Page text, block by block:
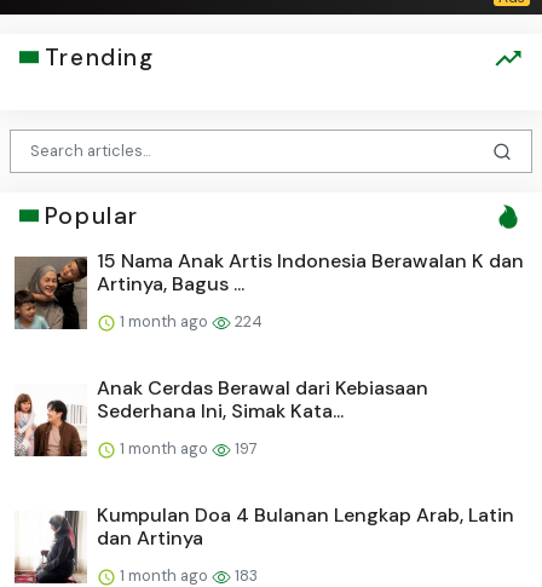
Trending
Popular
15 Nama Anak Artis Indonesia Berawalan K dan
Artinya, Bagus ...
1 month ago 224
Anak Cerdas Berawal dari Kebiasaan
Sederhana Ini, Simak Kata...
1 month ago 197
Kumpulan Doa 4 Bulanan Lengkap Arab, Latin
dan Artinya
1 month ago 183